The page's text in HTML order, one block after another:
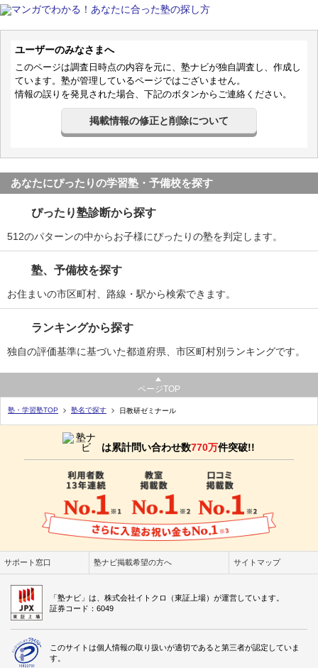
ユーザーのみなさまへ
このページは調査日時点の内容を元に、塾ナビが独自調査し、作成し
ています。塾が管理しているページではございません。
情報の誤りを発見された場合、下記のボタンからご連絡ください。
掲載情報の修正と削除について
あなたにぴったりの学習塾・予備校を探す
ぴったり塾診断から探す
512のパターンの中からお子様にぴったりの塾を判定します。
塾、予備校を探す
お住まいの市区町村、路線・駅から検索できます。
ランキングから探す
独自の評価基準に基づいた都道府県、市区町村別ランキングです。
ページTOP
塾・学習塾TOP 塾名で探す 日教研ゼミナール
は累計問い合わせ数770万件突破!!
サポート窓口 塾ナビ掲載希望の方へ サイトマップ
「塾ナビ」は、株式会社イトクロ（東証上場）が運営しています。
証券コード：6049
このサイトは個人情報の取り扱いが適切であると第三者が認定していま
す。